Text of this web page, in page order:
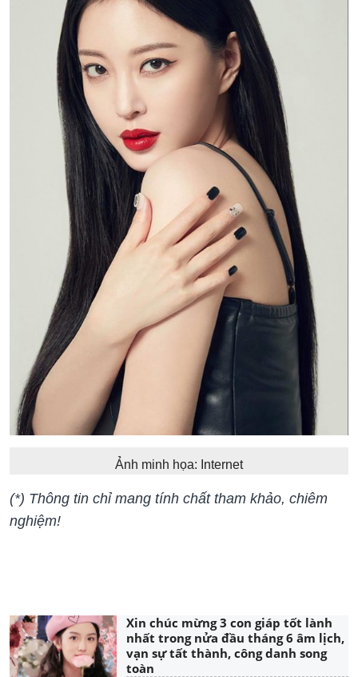
Ảnh minh họa: Internet
(*) Thông tin chỉ mang tính chất tham khảo, chiêm
nghiệm!
Xin chúc mừng 3 con giáp tốt lành
nhất trong nửa đầu tháng 6 âm lịch,
vạn sự tất thành, công danh song
toàn